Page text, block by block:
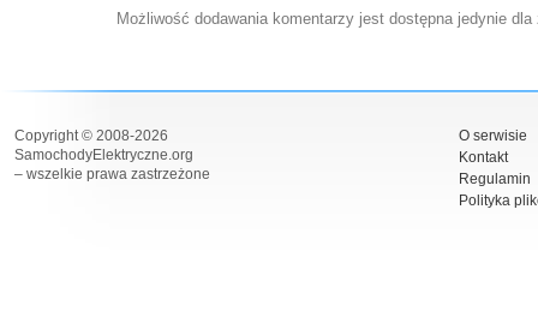
Możliwość dodawania komentarzy jest dostępna jedynie
Copyright © 2008-2026
SamochodyElektryczne.org
– wszelkie prawa zastrzeżone
O serwisie
Kontakt
Regulamin
Polityka